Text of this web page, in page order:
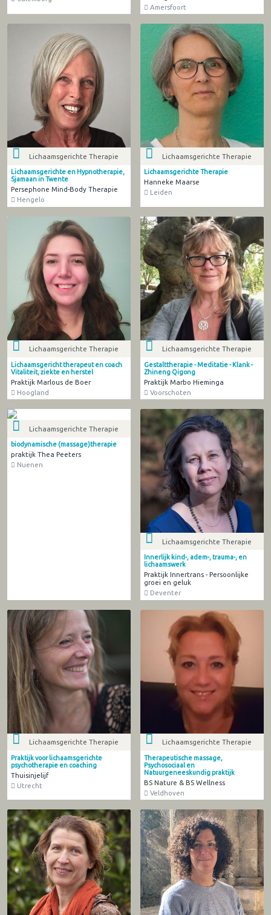
Amersfoort
Lichaamsgerichte Therapie
Lichaamsgerichte en Hypnotherapie,
Sjamaan in Twente
Persephone Mind-Body Therapie
Hengelo
Lichaamsgerichte Therapie
Lichaamsgerichte Therapie
Hanneke Maarse
Leiden
Lichaamsgerichte Therapie
Lichaamsgericht therapeut en coach
Vitaliteit, ziekte en herstel
Praktijk Marlous de Boer
Hoogland
Lichaamsgerichte Therapie
Gestalttherapie - Meditatie - Klank -
Zhineng Qigong
Praktijk Marbo Hieminga
Voorschoten
Lichaamsgerichte Therapie
biodynamische (massage)therapie
praktijk Thea Peeters
Nuenen
Lichaamsgerichte Therapie
Innerlijk kind-, adem-, trauma-, en
lichaamswerk
Praktijk Innertrans - Persoonlijke
groei en geluk
Deventer
Lichaamsgerichte Therapie
Praktijk voor lichaamsgerichte
psychotherapie en coaching
Thuisinjelijf
Utrecht
Lichaamsgerichte Therapie
Therapeutische massage,
Psychosociaal en
Natuurgeneeskundig praktijk
BS Nature & BS Wellness
Veldhoven